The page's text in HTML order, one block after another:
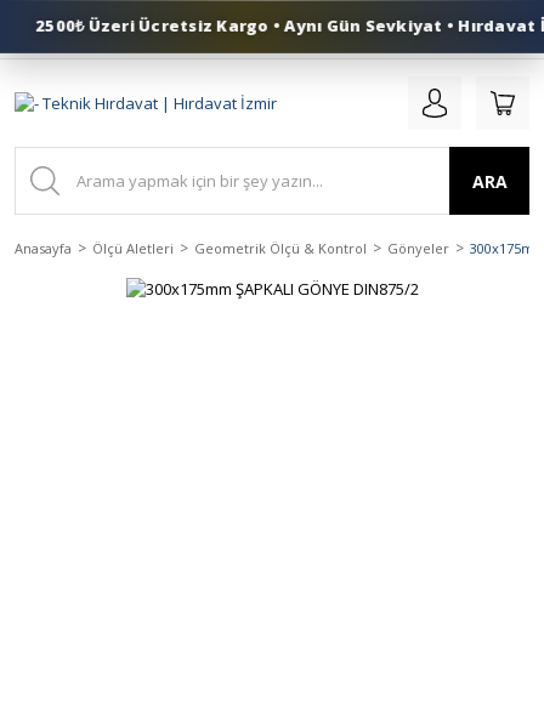
0 (553) 324 41 50
ARA
Anasayfa Ölçü Aletleri Geometrik Ölçü & Kontrol Gönyeler
2500₺ Üzeri Ücretsiz Kargo • Aynı Gün Sevkiyat • Hırdavat